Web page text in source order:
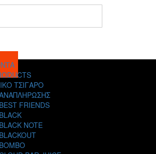
ΤΣΙΓΑΡΟ
BEST FRIENDS
BLACK
BLACK NOTE
BLACKOUT
BOMBO